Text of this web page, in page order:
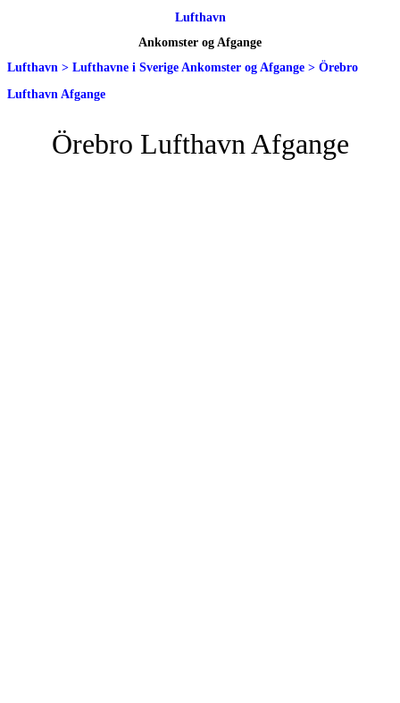
Lufthavn
Ankomster og Afgange
Lufthavn > Lufthavne i Sverige Ankomster og Afgange > Örebro
Lufthavn Afgange
Örebro Lufthavn Afgange